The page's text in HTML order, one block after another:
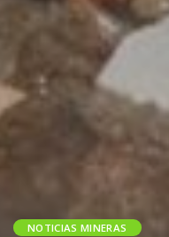
NOTICIAS MINERAS